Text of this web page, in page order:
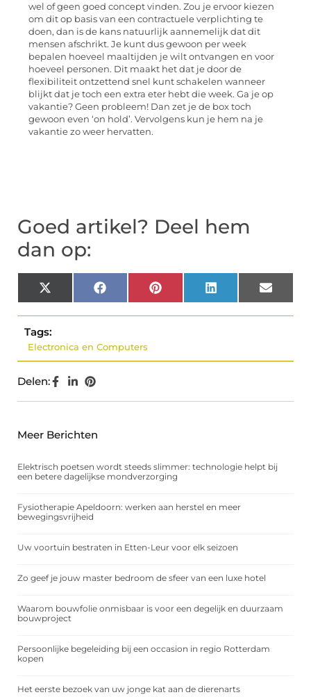
wel of geen goed concept vinden. Zou je ervoor kiezen
om dit op basis van een contractuele verplichting te
doen, dan is de kans natuurlijk aannemelijk dat dit
mensen afschrikt. Je kunt dus gewoon per week
bepalen hoeveel maaltijden je wilt ontvangen en voor
hoeveel personen. Dit maakt het dat je door de
flexibiliteit ontzettend snel kunt schakelen wanneer
blijkt dat je toch een extra eter hebt die week. Ga je op
vakantie? Geen probleem! Dan zet je de box toch
gewoon even ‘on hold’. Vervolgens kun je hem na je
vakantie zo weer hervatten.
Goed artikel? Deel hem
dan op:
X
(Twitter)
Facebook Pinterest LinkedIn Email
Tags:
Electronica en Computers
Delen:
Meer Berichten
Elektrisch poetsen wordt steeds slimmer: technologie helpt bij
een betere dagelijkse mondverzorging
Fysiotherapie Apeldoorn: werken aan herstel en meer
bewegingsvrijheid
Uw voortuin bestraten in Etten-Leur voor elk seizoen
Zo geef je jouw master bedroom de sfeer van een luxe hotel
Waarom bouwfolie onmisbaar is voor een degelijk en duurzaam
bouwproject
Persoonlijke begeleiding bij een occasion in regio Rotterdam
kopen
Het eerste bezoek van uw jonge kat aan de dierenarts